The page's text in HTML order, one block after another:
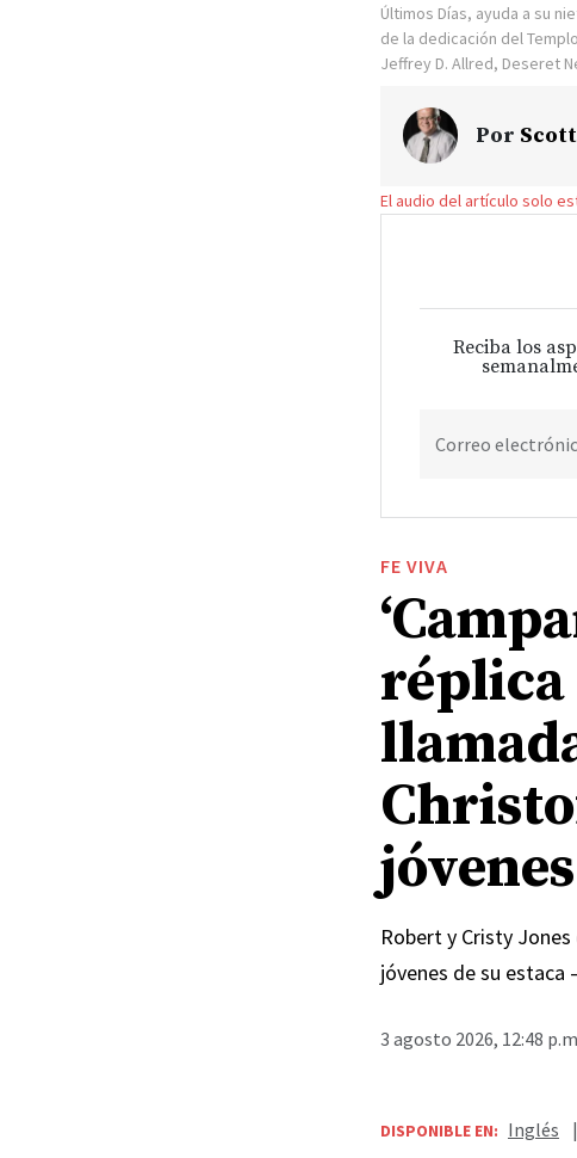
Últimos Días, ayuda a su
de la dedicación del
Jeffrey D. Allred, Deseret
Por
El audio del artículo solo
Reciba los
Correo
FE VIVA
réplica
Robert y Cristy
jóvenes de su
3 agosto 2026, 12:48
DISPONIBLE EN: Inglés |